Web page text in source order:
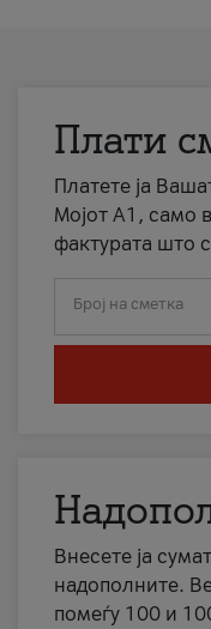
Плати
Платете ја
Мојот А1, само
фактурата што
Број на сметка
Внесете ја
надополните.
помеѓу 100 и